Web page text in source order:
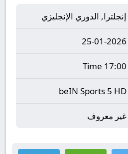
إنجلترا, الدوري الإنجليزي
25-01-2026
17:00 Time
beIN Sports 5 HD
غير معروف